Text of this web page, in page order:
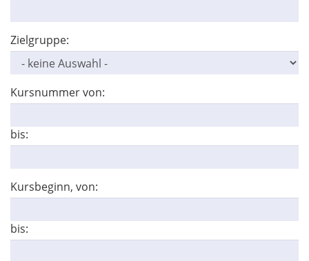
Zielgruppe:
Kursnummer von:
bis:
Kursbeginn, von:
bis: